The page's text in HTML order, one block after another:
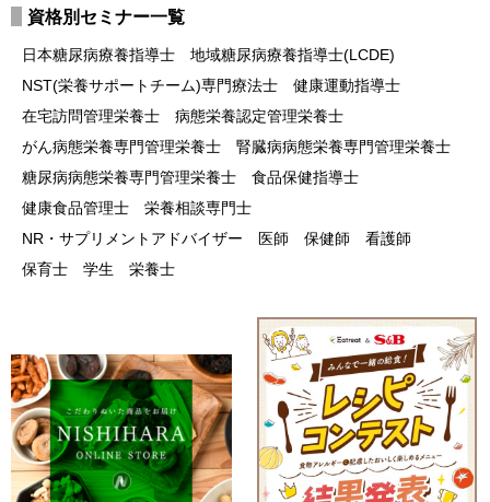
資格別セミナー一覧
日本糖尿病療養指導士
地域糖尿病療養指導士(LCDE)
NST(栄養サポートチーム)専門療法士
健康運動指導士
在宅訪問管理栄養士
病態栄養認定管理栄養士
がん病態栄養専門管理栄養士
腎臓病病態栄養専門管理栄養士
糖尿病病態栄養専門管理栄養士
食品保健指導士
健康食品管理士
栄養相談専門士
NR・サプリメントアドバイザー
医師 保健師
看護師
保育士
学生 栄養士